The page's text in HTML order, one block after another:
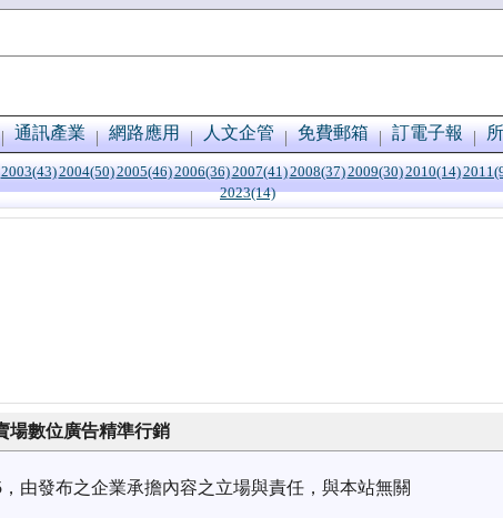
通訊產業 網路應用 人文企管 免費郵箱 訂電子報
2003(43)2004(50)2005(46)2006(36)2007(41)2008(37)2009(30)2010(14)
2023(14)
場數位廣告精準行銷
由發布之企業承擔內容之立場與責任，與本站無關